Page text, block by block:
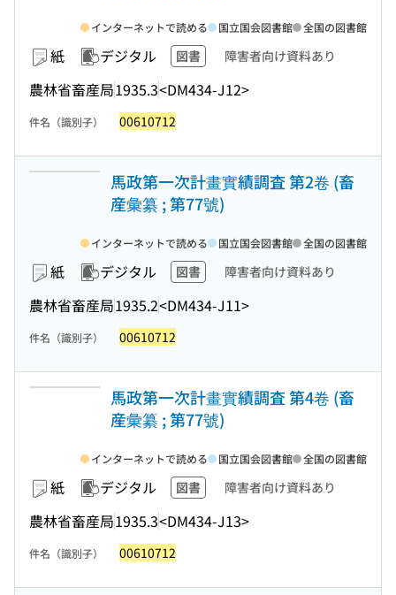
紙 デジタル 図書 障害者向け資料あり
農林省畜産局1935.3<DM434-J12>
インターネットで読める 国立国会図書館 全国の図書館
件名（識別子） 00610712
馬政第一次計畫實績調査 第2卷 (畜
産彙纂 ; 第77號)
紙 デジタル 図書 障害者向け資料あり
農林省畜産局1935.2<DM434-J11>
インターネットで読める 国立国会図書館 全国の図書館
件名（識別子） 00610712
馬政第一次計畫實績調査 第4卷 (畜
産彙纂 ; 第77號)
紙 デジタル 図書 障害者向け資料あり
農林省畜産局1935.3<DM434-J13>
インターネットで読める 国立国会図書館 全国の図書館
件名（識別子） 00610712